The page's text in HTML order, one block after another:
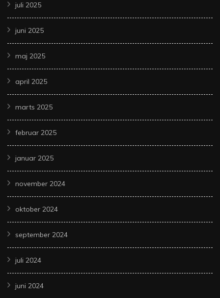
juli 2025
juni 2025
maj 2025
april 2025
marts 2025
februar 2025
januar 2025
november 2024
oktober 2024
september 2024
juli 2024
juni 2024